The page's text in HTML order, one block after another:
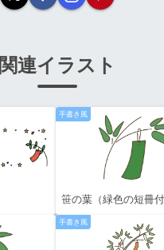
関連イラスト
手書き風
笹の葉（緑色の短冊付
手書き風